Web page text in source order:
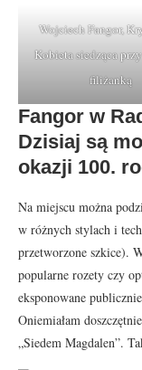
Wojciech Fangor,
Kobieta siedząca
filiżanką
Fangor w
Dzisiaj są
okazji 100.
Na miejscu można
w różnych stylach i
przetworzone szkice).
popularne rozety czy
eksponowane
Oniemiałam
„Siedem Magdalen”.